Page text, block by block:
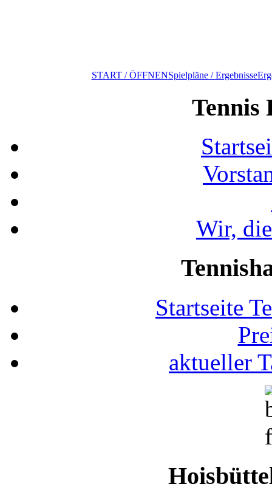
START / ÖFFNENSpielpläne / Ergebnisse
Tennis
Wir,
Startseite
aktueller